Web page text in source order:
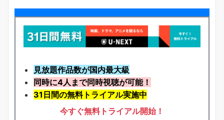
見放題作品数が国内最大級
同時に4人まで同時視聴が可能！
31日間の無料トライアル実施中
今すぐ無料トライアル開始！